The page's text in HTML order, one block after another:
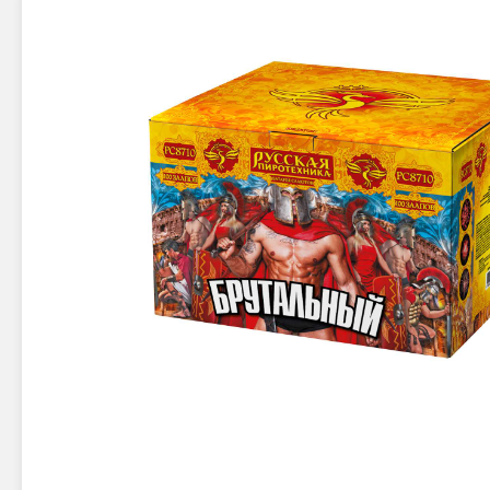
Фейерверки на свадьбу
Фейерверк-шоу
Батареи салютов
Цветной дым
Батареи салютов
Маленькие фейерверки
Корсары
Жуки